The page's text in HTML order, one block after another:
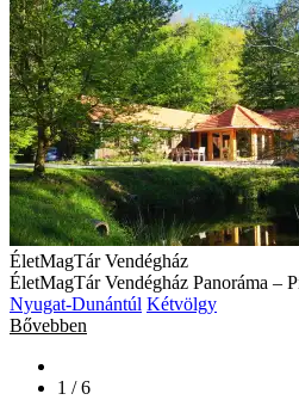
ÉletMagTár Vendégház
ÉletMagTár Vendégház Panoráma –
Nyugat-Dunántúl Kétvölgy
Bővebben
1 / 6